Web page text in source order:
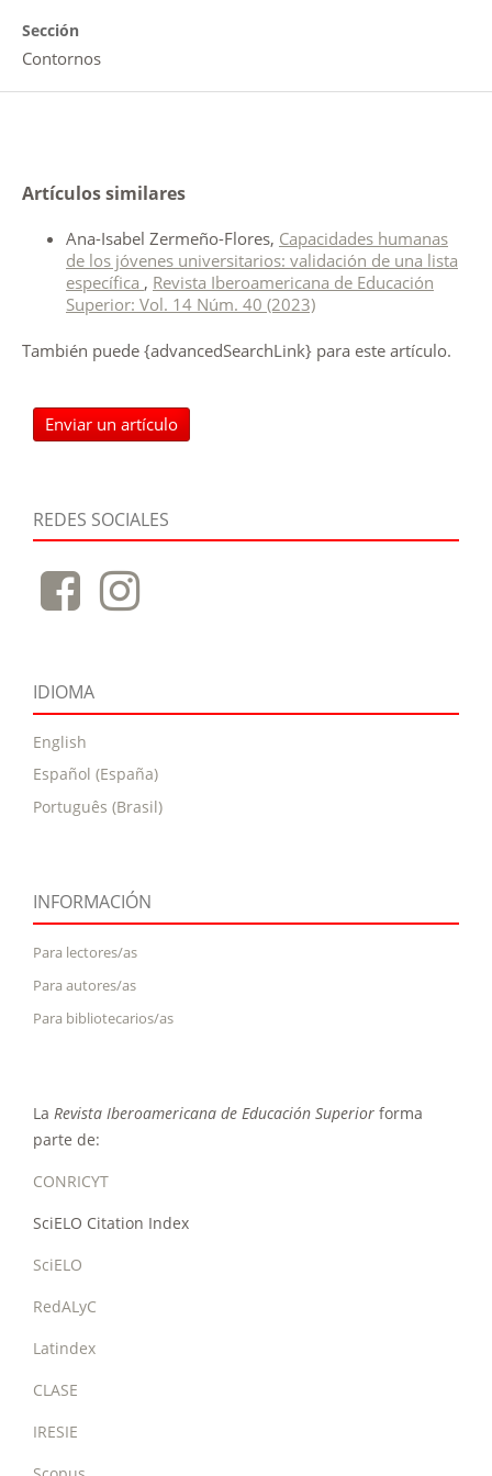
Sección
Contornos
Artículos similares
Ana-Isabel Zermeño-Flores, Capacidades humanas
de los jóvenes universitarios: validación de una lista
específica , Revista Iberoamericana de Educación
Superior: Vol. 14 Núm. 40 (2023)
También puede {advancedSearchLink} para este artículo.
Enviar un artículo
REDES SOCIALES
IDIOMA
English
Español (España)
Português (Brasil)
INFORMACIÓN
Para lectores/as
Para autores/as
Para bibliotecarios/as
La Revista Iberoamericana de Educación Superior forma
parte de:
CONRICYT
SciELO Citation Index
SciELO
RedALyC
Latindex
CLASE
IRESIE